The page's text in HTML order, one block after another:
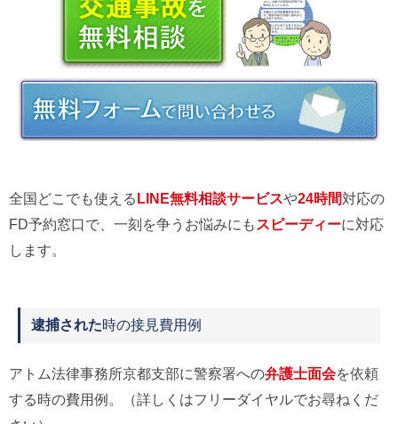
全国どこでも使えるLINE無料相談サービスや24時間対応の
FD予約窓口で、一刻を争うお悩みにも スピーディーに対応
します。
逮捕された時の接見費用例
アトム法律事務所京都支部に警察署への弁護士面会を依頼
する時の費用例。（詳しくはフリーダイヤルでお尋ねくだ